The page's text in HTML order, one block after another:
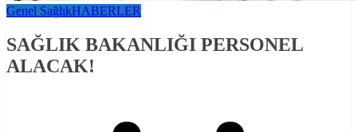
Genel SağlıkHABERLER
SAĞLIK BAKANLIĞI PERSONEL
ALACAK!